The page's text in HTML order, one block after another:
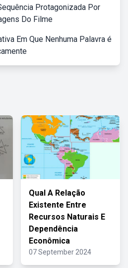
Protagonizada Por
Do Filme
Em Que Nenhuma Palavra é
Qual A Relação
Existente Entre
Recursos Naturais E
Dependência
Econômica
07 September 2024